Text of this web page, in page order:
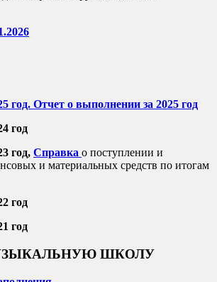
год. Отчет о выполнении за 2025 год
год
год, Справка о поступлении и
и материальных средств по итогам
год
год
ШКОЛУ